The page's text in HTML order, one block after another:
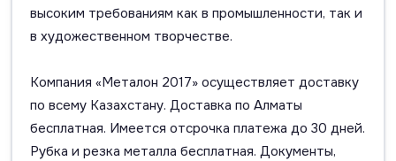
высоким требованиям как в промышленности, так и
в художественном творчестве.
Компания «Металон 2017» осуществляет доставку
по всему Казахстану. Доставка по Алматы
бесплатная. Имеется отсрочка платежа до 30 дней.
Рубка и резка металла бесплатная. Документы,